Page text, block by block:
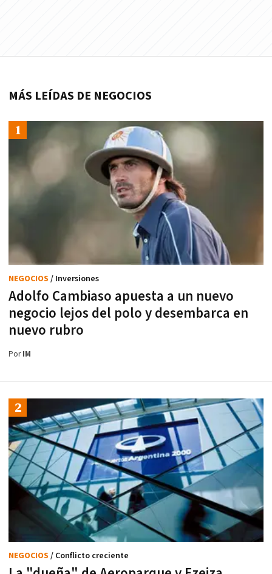
MÁS LEÍDAS DE NEGOCIOS
Adolfo Cambiaso apuesta a un nuevo
negocio lejos del polo y desembarca en
nuevo rubro
NEGOCIOS / Inversiones
PorIM
NEGOCIOS / Conflicto creciente